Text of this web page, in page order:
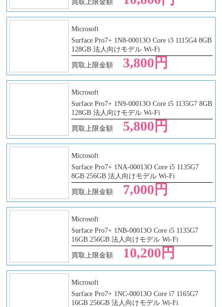
買取上限金額
Microsoft
Surface Pro7+ 1N8-00013O Core i3 1115G4 8GB
128GB 法人向けモデル Wi-Fi
買取上限金額 3,800円
Microsoft
Surface Pro7+ 1N9-00013O Core i5 1135G7 8GB
128GB 法人向けモデル Wi-Fi
買取上限金額 5,800円
Microsoft
Surface Pro7+ 1NA-00013O Core i5 1135G7
8GB 256GB 法人向けモデル Wi-Fi
買取上限金額 7,000円
Microsoft
Surface Pro7+ 1NB-00013O Core i5 1135G7
16GB 256GB 法人向けモデル Wi-Fi
買取上限金額 10,200円
Microsoft
Surface Pro7+ 1NC-00013O Core i7 1165G7
16GB 256GB 法人向けモデル Wi-Fi